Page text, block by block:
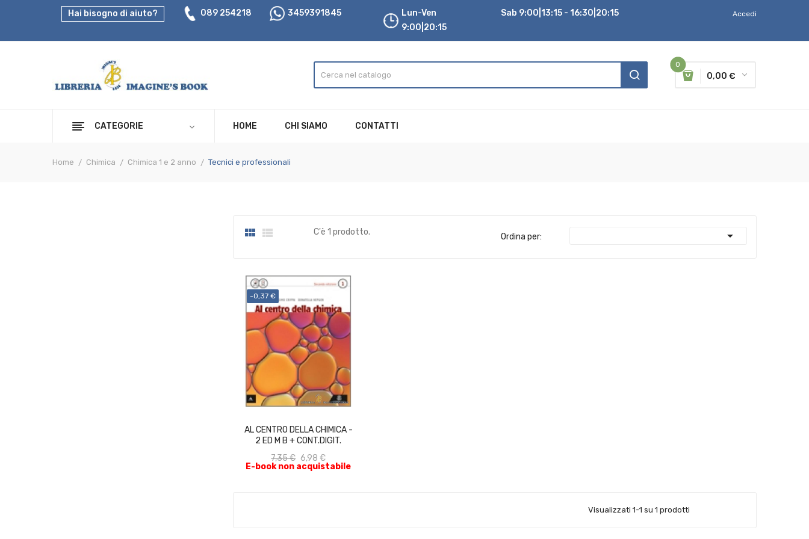
Hai bisogno di aiuto? 089 254218 3459391845
Lun-Ven
9:00|20:15
Sab 9:00|13:15 - 16:30|20:15 Accedi
0
0,00 €
CATEGORIE HOME CHI SIAMO CONTATTI
Home Chimica Chimica 1 e 2 anno Tecnici e professionali
  C'è 1 prodotto. Ordina per: 
-0,37 €
AL CENTRO DELLA CHIMICA -
2 ED M B + CONT.DIGIT.
7,35 € 6,98 €
E-book non acquistabile
ACQUISTA
Visualizzati 1-1 su 1 prodotti